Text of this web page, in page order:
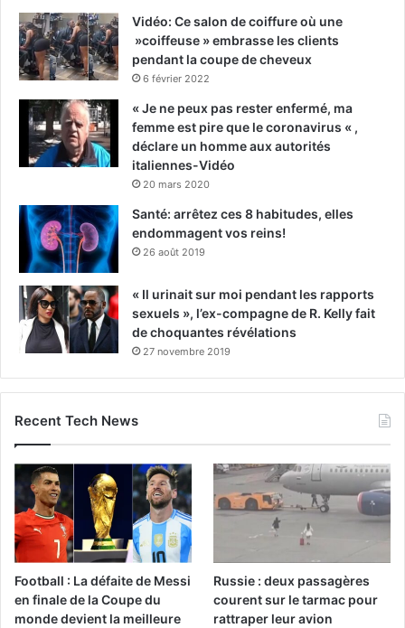
Vidéo: Ce salon de coiffure où une
»coiffeuse » embrasse les clients
pendant la coupe de cheveux
6 février 2022
« Je ne peux pas rester enfermé, ma
femme est pire que le coronavirus « ,
déclare un homme aux autorités
italiennes-Vidéo
20 mars 2020
Santé: arrêtez ces 8 habitudes, elles
endommagent vos reins!
26 août 2019
« Il urinait sur moi pendant les rapports
sexuels », l’ex-compagne de R. Kelly fait
de choquantes révélations
27 novembre 2019
Recent Tech News
Football : La défaite de Messi
en finale de la Coupe du
monde devient la meilleure
Russie : deux passagères
courent sur le tarmac pour
rattraper leur avion